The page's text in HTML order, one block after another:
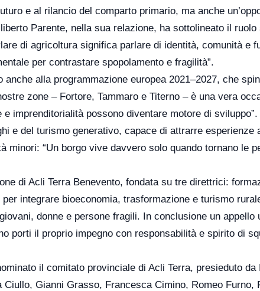
e al rilancio del comparto primario, ma anche
Parente, nella sua relazione, ha sottolineato il ruolo
di agricoltura significa parlare di identità, comunità e
per contrastare spopolamento e fragilità”.
anche alla programmazione europea 2021–2027, che
zone – Fortore, Tammaro e Titerno – è una vera
imprenditorialità possono diventare motore di
e del turismo generativo, capace di attrarre esperienze
minori: “Un borgo vive davvero solo quando tornano le
di Acli Terra Benevento, fondata su tre direttrici:
integrare bioeconomia, trasformazione e turismo
donne e persone fragili. In conclusione un appello
porti il proprio impegno con responsabilità e spirito di
il comitato provinciale di Acli Terra, presieduto
Gianni Grasso, Francesca Cimino, Romeo Furno,